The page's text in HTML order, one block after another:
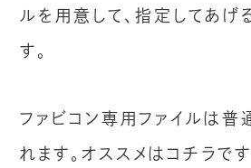
ルを用意して、指定してあげ
す。
ファビコン専用ファイルは
れます。オススメはコチラです